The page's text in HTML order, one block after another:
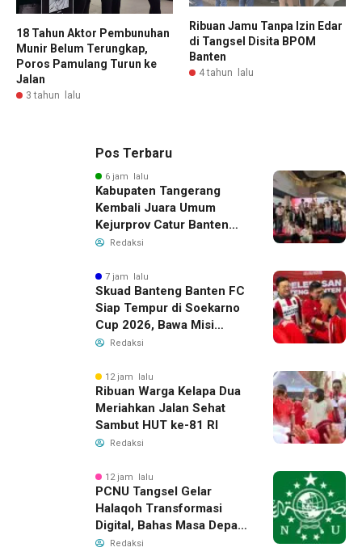
18 Tahun Aktor Pembunuhan
Munir Belum Terungkap,
Poros Pamulang Turun ke
Jalan
3 tahun lalu
Ribuan Jamu Tanpa Izin Edar
di Tangsel Disita BPOM
Banten
4 tahun lalu
Pos Terbaru
6 jam lalu
Kabupaten Tangerang
Kembali Juara Umum
Kejurprov Catur Banten
2026, Raih 24 Medali
Redaksi
7 jam lalu
Skuad Banteng Banten FC
Siap Tempur di Soekarno
Cup 2026, Bawa Misi
Harumkan Nama Banten
Redaksi
12 jam lalu
Ribuan Warga Kelapa Dua
Meriahkan Jalan Sehat
Sambut HUT ke-81 RI
Redaksi
12 jam lalu
PCNU Tangsel Gelar
Halaqoh Transformasi
Digital, Bahas Masa Depan
NU di Era Disrupsi
Redaksi